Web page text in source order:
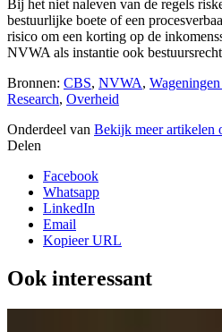
Bij het niet naleven van de regels
bestuurlijke boete of een
risico om een korting op de
NVWA als instantie ook
Bronnen: CBS, NVWA,
Research, Overheid
Onderdeel van Bekijk meer artikelen
Delen
Facebook
Whatsapp
LinkedIn
Email
Kopieer URL
Ook interessant